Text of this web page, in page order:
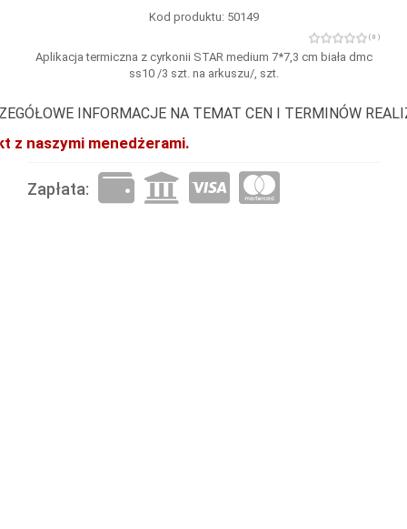
Kod produktu: 50149
( 0 )
Aplikacja termiczna z cyrkonii STAR medium 7*7,3 cm biała dmc
ss10 /3 szt. na arkuszu/, szt.
INFORMACJE NA TEMAT CEN I TERMINÓW
z naszymi menedżerami.
Zapłata: